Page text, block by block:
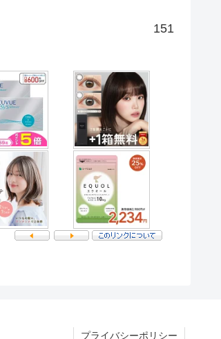
151
プライバシーポリシー